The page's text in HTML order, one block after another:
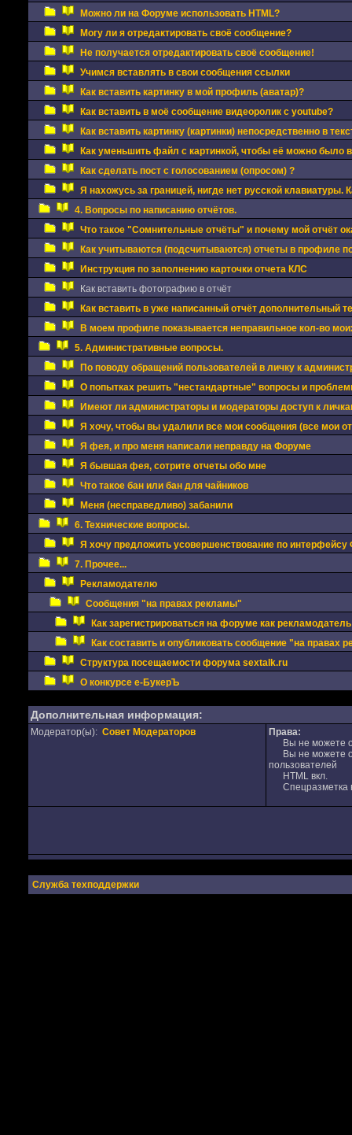
Можно ли на Форуме использовать HTML?
Могу ли я отредактировать своё сообщение?
Не получается отредактировать своё сообщение!
Учимся вставлять в свои сообщения ссылки
Как вставить картинку в мой профиль (аватар)?
Как вставить в моё сообщение видеоролик с youtube?
Как вставить картинку (картинки) непосредственно в
Как уменьшить файл с картинкой, чтобы её можно было
Как сделать пост с голосованием (опросом) ?
Я нахожусь за границей, нигде нет русской клавиатуры.
4. Вопросы по написанию отчётов.
Что такое "Сомнительные отчёты" и почему мой отчёт
Как учитываются (подсчитываются) отчеты в профиле
Инструкция по заполнению карточки отчета КЛС
Как вставить фотографию в отчёт
Как вставить в уже написанный отчёт дополнительный
В моем профиле показывается неправильное кол-во
5. Административные вопросы.
По поводу обращений пользователей в личку к
О попытках решить "нестандартные" вопросы и
Имеют ли администраторы и модераторы доступ к
Я хочу, чтобы вы удалили все мои сообщения (все мои
Я фея, и про меня написали неправду на Форуме
Я бывшая фея, сотрите отчеты обо мне
Что такое бан или бан для чайников
Меня (несправедливо) забанили
6. Технические вопросы.
Я хочу предложить усовершенствование по интерфейсу
7. Прочее...
Рекламодателю
Сообщения "на правах рекламы"
Как зарегистрироваться на форуме как рекламодатель
Как составить и опубликовать сообщение "на правах
Структура посещаемости форума sextalk.ru
О конкурсе е-БукерЪ
Дополнительная информация:
Модератор(ы): Совет Модераторов
Права:
Вы не можете
Вы не можете
пользователей
HTML вкл.
Спецразметка
Служба техподдержки